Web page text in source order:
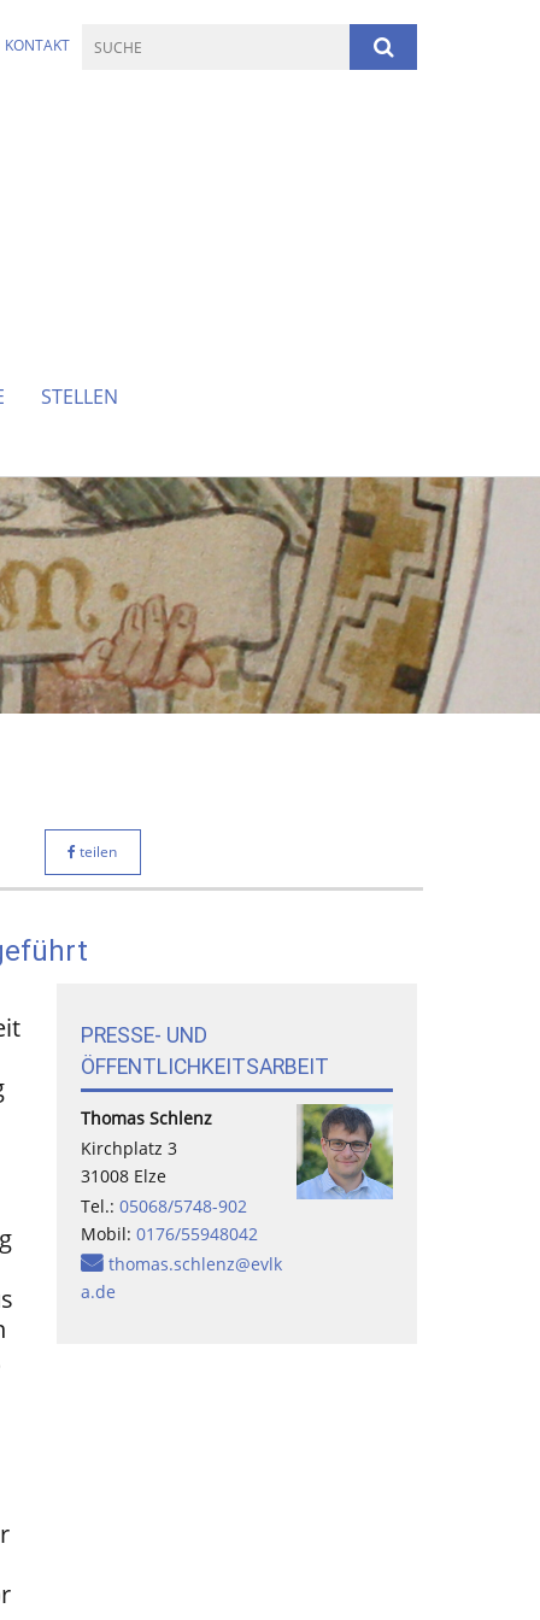
KONTAKT
STELLEN
teilen
PRESSE- UND
ÖFFENTLICHKEITSARBEIT
Thomas Schlenz
Kirchplatz 3
31008 Elze
Tel.: 05068/5748-902
Mobil: 0176/55948042
thomas.schlenz@evlk
a.de